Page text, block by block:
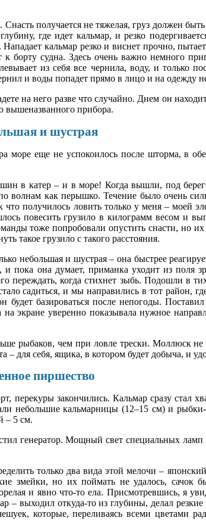
получается не тяжелая, груз должен
где идет кальмар, и резко
кальмар резко и виснет прочно,
борту судна. Здесь очень важно немного
из себя все чернила, воду, и только
и воды попадет прямо в лицо и на одежду
на него разве что случайно. Днем он
вышеназванного прибора.
и шустрая
еще не успокоилось после шторма, в
в катер – и в море! Когда вышли, под
волнам как перышко. Течение было очень
получилось ловить только у меня – моей
повесить грузило в килограмм весом и
тоже попробовали опустить снасти, но их
такое грузило с такого расстояния.
небольшая и шустрая – она быстрее
пока она думает, приманка уходит из поля
переждать, когда стихнет зыбь. Подошли в
садиться, и мы направились в тот район,
базироваться после непогоды.
экране уверенно показывала нужное
рыбаков, чем при ловле трески. Моллюск не
– для себя, ящика, в котором будет добыча, и
пиршество
перекуры закончились. Кальмар сразу стал
небольшие кальмарницы (12–15 см) и
– 5 см.
генератор. Мощный свет специальных ламп
только два вида этой мелочи –
змейки, но их поймать не удалось, сачок
и явно что-то ела. Присмотревшись, я
– выходил откуда-то из глубины, делал
которые, переливаясь всеми цветами